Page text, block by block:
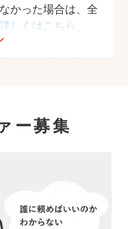
に撮れるようにな
かった場合は、全
詳しくはこちら
ー募集